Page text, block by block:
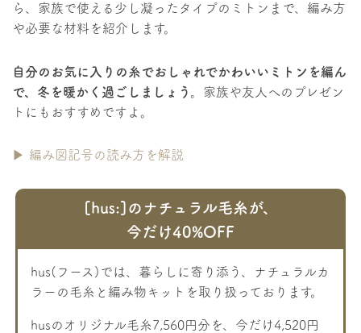
ら、家族で使える少し凝ったタイプのミトンまで、編み方
や必要な材料を紹介します。
自分のお気に入りの糸でおしゃれでかわいいミトンを編ん
で、冬を暖かく過ごしましょう。 家族や友人へのプレゼン
トにもおすすめですよ。
▶ 編み図記号の読み方を解説
[hus:]のナチュラル毛糸が、
今だけ40%OFF
hus(フース)では、暮らしに寄り添う、ナチュラルカ
ラーの毛糸と編み物キットを取り扱っております。
husのオリジナル毛糸7,560円分を、今だけ4,520円